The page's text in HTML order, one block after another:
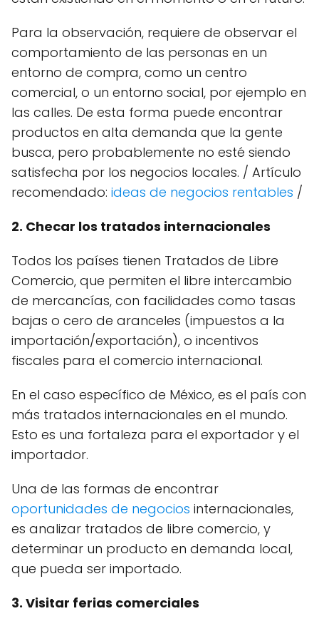
Para la observación, requiere de observar el
comportamiento de las personas en un
entorno de compra, como un centro
comercial, o un entorno social, por ejemplo en
las calles. De esta forma puede encontrar
productos en alta demanda que la gente
busca, pero probablemente no esté siendo
satisfecha por los negocios locales. / Artículo
recomendado: ideas de negocios rentables /
2. Checar los tratados internacionales
Todos los países tienen Tratados de Libre
Comercio, que permiten el libre intercambio
de mercancías, con facilidades como tasas
bajas o cero de aranceles (impuestos a la
importación/exportación), o incentivos
fiscales para el comercio internacional.
En el caso específico de México, es el país con
más tratados internacionales en el mundo.
Esto es una fortaleza para el exportador y el
importador.
Una de las formas de encontrar
oportunidades de negocios internacionales,
es analizar tratados de libre comercio, y
determinar un producto en demanda local,
que pueda ser importado.
3. Visitar ferias comerciales